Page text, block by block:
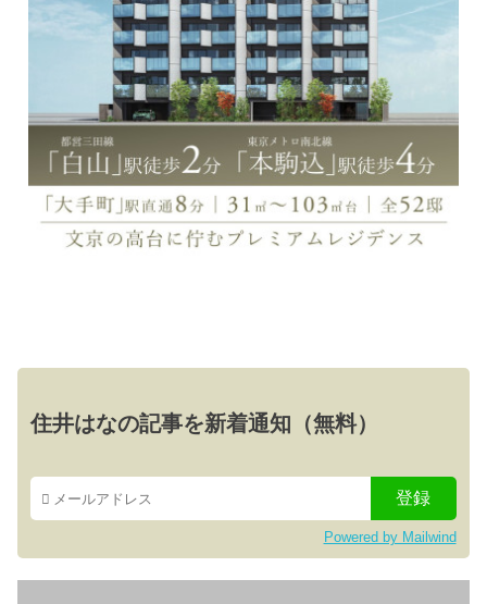
住井はなの記事を新着通知（無料）
Powered by Mailwind